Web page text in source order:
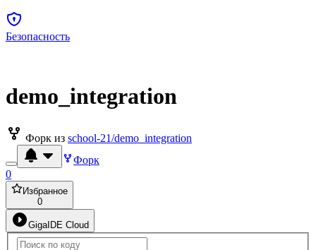
Безопасность
demo_integration
Форк из school-21/demo_integration
Форк
0
Избранное
0
GigaIDE Cloud